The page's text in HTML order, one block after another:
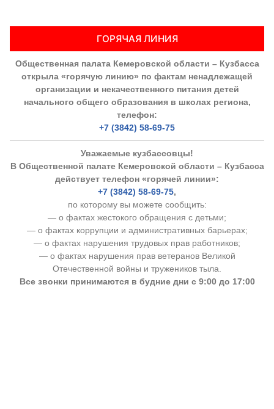
ГОРЯЧАЯ ЛИНИЯ
Общественная палата Кемеровской области – Кузбасса
открыла «горячую линию» по фактам ненадлежащей
организации и некачественного питания детей
начального общего образования в школах региона,
телефон:
+7 (3842) 58-69-75
Уважаемые кузбассовцы!
В Общественной палате Кемеровской области – Кузбасса
действует телефон «горячей линии»:
+7 (3842) 58-69-75,
по которому вы можете сообщить:
— о фактах жестокого обращения с детьми;
— о фактах коррупции и административных барьерах;
— о фактах нарушения трудовых прав работников;
— о фактах нарушения прав ветеранов Великой
Отечественной войны и тружеников тыла.
Все звонки принимаются в будние дни с 9:00 до 17:00